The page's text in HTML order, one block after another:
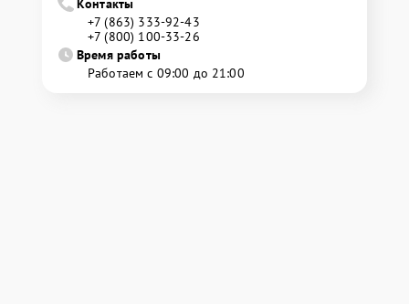
Контакты
+7 (863) 333-92-43
+7 (800) 100-33-26
Время работы
Работаем с 09:00 до 21:00